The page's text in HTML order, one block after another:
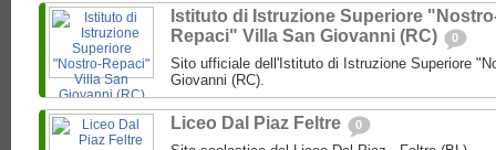
Istituto di Istruzione Superiore
Repaci" Villa San Giovanni (RC)
0
Sito ufficiale dell'Istituto di Istruzione Superiore
Giovanni (RC).
Liceo Dal Piaz Feltre 0